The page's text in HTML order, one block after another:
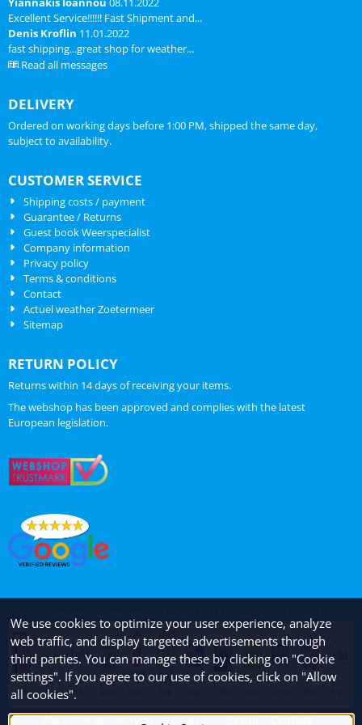
Excellent Service!!!!!! Fast Shipment and...
Denis Kroflin 11.01.2022
fast shipping...great shop for weather...
Read all messages
DELIVERY
Ordered on working days before 1:00 PM, shipped the same day,
subject to availability.
CUSTOMER SERVICE
Shipping costs / payment
Guarantee / Returns
Guest book Weerspecialist
Company information
Privacy policy
Terms & conditions
Contact
Actuel weather Zoetermeer
Sitemap
RETURN POLICY
Returns within 14 days of receiving your items.
The webshop has been approved and complies with the latest
European legislation.
Alle betalingen worden verzorgd doorPay.nl Contact
We use cookies to optimize your user experience, analyze
web traffic, and display targeted advertisements through
third parties. You can manage these by clicking on "Cookie
settings". If you agree to our use of cookies, click on "Allow
all cookies".